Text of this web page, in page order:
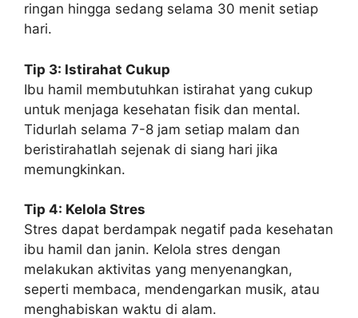
ringan hingga sedang selama 30 menit setiap
hari.
Tip 3: Istirahat Cukup
Ibu hamil membutuhkan istirahat yang cukup
untuk menjaga kesehatan fisik dan mental.
Tidurlah selama 7-8 jam setiap malam dan
beristirahatlah sejenak di siang hari jika
memungkinkan.
Tip 4: Kelola Stres
Stres dapat berdampak negatif pada kesehatan
ibu hamil dan janin. Kelola stres dengan
melakukan aktivitas yang menyenangkan,
seperti membaca, mendengarkan musik, atau
menghabiskan waktu di alam.